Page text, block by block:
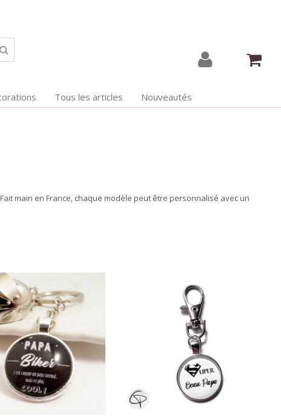
Tous les articles Nouveautés
main en France, chaque modèle peut être personnalisé avec un